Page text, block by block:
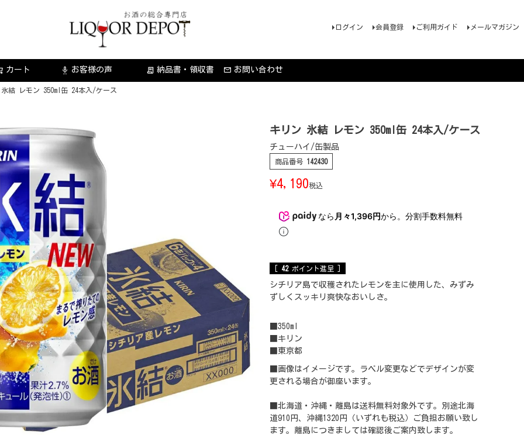
ログイン 会員登録 ご利用ガイド メールマガジン
カート settings_voice お客様の声 receipt_long 納品書・領収書 お問い合わせ
結 レモン 350ml缶 24本入/ケース
キリン 氷結 レモン 350ml缶 24本入/ケース
チューハイ/缶製品
商品番号 142430
¥4,190税込
なら 月々1,396円から。分割手数料無料
42 ポイント進呈 ]
シチリア島で収穫されたレモンを主に使用した、みずみ
ずしくスッキリ爽快なおいしさ。
■350ml
■キリン
■東京都
■画像はイメージです。ラベル変更などでデザインが変
更される場合が御座います。
■北海道・沖縄・離島は送料無料対象外です。別途北海
道910円、沖縄1320円（いずれも税込）ご負担お願い致し
ます。離島につきましては確認後ご案内致します。